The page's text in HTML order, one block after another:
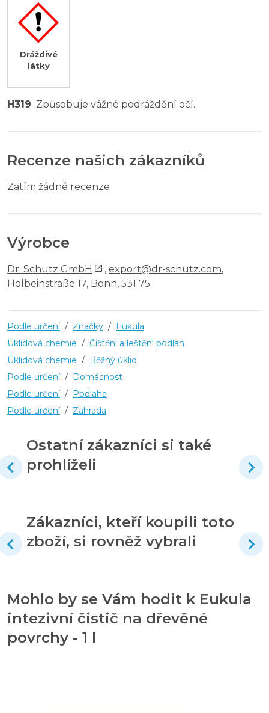
Dráždivé
látky
H319 Způsobuje vážné podráždění očí.
Recenze našich zákazníků
Zatím žádné recenze
Výrobce
Dr. Schutz GmbH , export@dr-schutz.com,
Holbeinstraße 17, Bonn, 531 75
Podle určení / Značky / Eukula
Úklidová chemie / Čištění a leštění podlah
Úklidová chemie / Běžný úklid
Podle určení / Domácnost
Podle určení / Podlaha
Podle určení / Zahrada
Ostatní zákazníci si také
prohlíželi
Zákazníci, kteří koupili toto
zboží, si rovněž vybrali
Mohlo by se Vám hodit k Eukula
intezivní čistič na dřevěné
povrchy - 1 l